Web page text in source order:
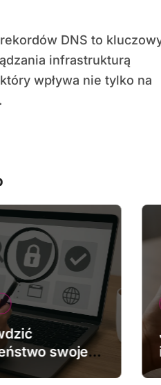
infrastrukturą
wpływa nie tylko na
swojej